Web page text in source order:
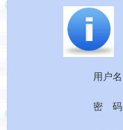
用户名
密 码